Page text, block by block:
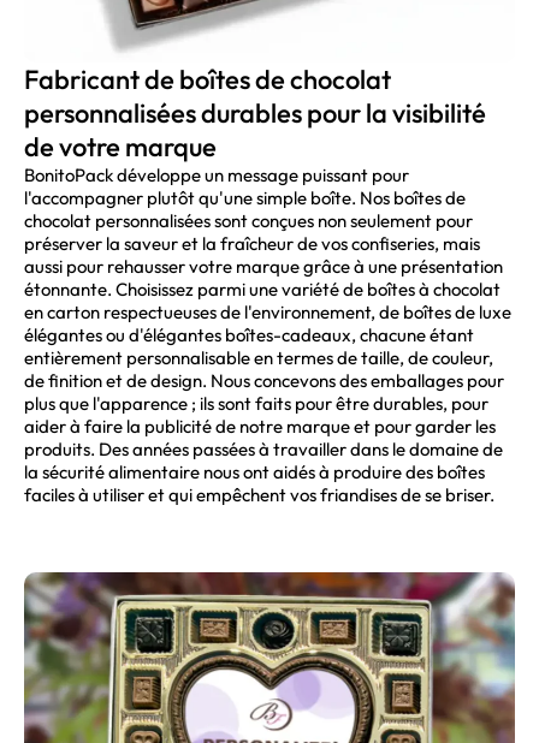
Fabricant de boîtes de chocolat
personnalisées durables pour la visibilité
de votre marque
BonitoPack développe un message puissant pour
l'accompagner plutôt qu'une simple boîte. Nos boîtes de
chocolat personnalisées sont conçues non seulement pour
préserver la saveur et la fraîcheur de vos confiseries, mais
aussi pour rehausser votre marque grâce à une présentation
étonnante. Choisissez parmi une variété de boîtes à chocolat
en carton respectueuses de l'environnement, de boîtes de luxe
élégantes ou d'élégantes boîtes-cadeaux, chacune étant
entièrement personnalisable en termes de taille, de couleur,
de finition et de design. Nous concevons des emballages pour
plus que l'apparence ; ils sont faits pour être durables, pour
aider à faire la publicité de notre marque et pour garder les
produits. Des années passées à travailler dans le domaine de
la sécurité alimentaire nous ont aidés à produire des boîtes
faciles à utiliser et qui empêchent vos friandises de se briser.